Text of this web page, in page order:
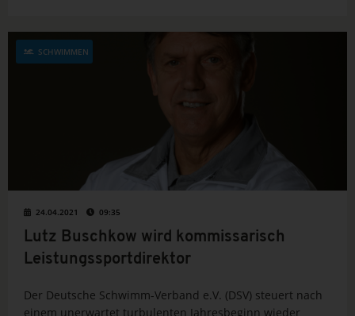
internationalen Quotenplätze für die...
SCHWIMMEN
24.04.2021 09:35
Lutz Buschkow wird kommissarisch
Leistungssportdirektor
Der Deutsche Schwimm-Verband e.V. (DSV) steuert nach
einem unerwartet turbulenten Jahresbeginn wieder